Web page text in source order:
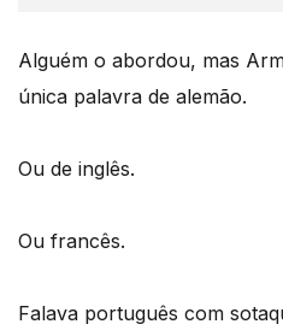
Alguém o abordou, mas
única palavra de alemão.
Ou de inglês.
Ou francês.
Falava português com